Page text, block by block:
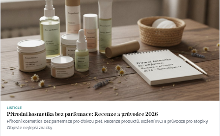
LISTICLE
Přírodní kosmetika bez parfemace: Recenze a průvodce 2026
Přírodní kosmetika bez parfemace pro citlivou pleť. Recenze produktů, složení INCI a průvodce pro atopiky.
Objevte nejlepší značky.